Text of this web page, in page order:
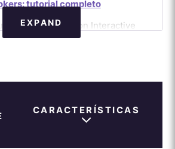
tutorial completo
cuenta demo con Interactive
tipo de cuenta que desea abrir
de su identidad con el
método de depósito preferido
a que se procese el depósito
EXPAND
CARACTERÍSTICAS